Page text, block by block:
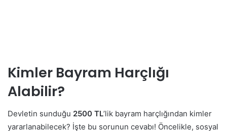
Kimler Bayram Harçlığı
Alabilir?
Devletin sunduğu 2500 TL’lik bayram harçlığından kimler
yararlanabilecek? İşte bu sorunun cevabı! Öncelikle, sosyal